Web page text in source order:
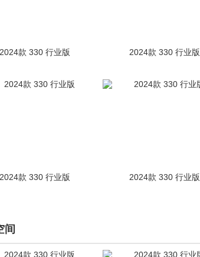
2024款 330 行业版 2024款 330 行业版
2024款 330 行业版 2024款 330 行业版
间